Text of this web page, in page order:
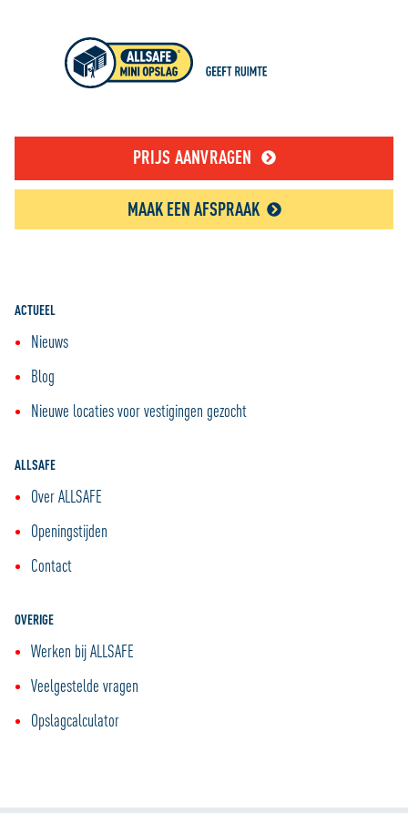
PRIJS AANVRAGEN
MAAK EEN AFSPRAAK
ACTUEEL
Nieuws
Blog
Nieuwe locaties voor vestigingen gezocht
ALLSAFE
Over ALLSAFE
Openingstijden
Contact
OVERIGE
Werken bij ALLSAFE
Veelgestelde vragen
Opslagcalculator